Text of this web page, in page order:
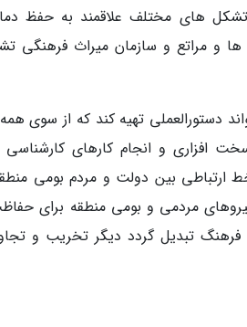
تشکل های مختلف علاقمند به حفظ
و مراتع و سازمان میراث فرهنگی
دستورالعملی تهیه کند که از سوی همه
سخت افزاری و انجام کارهای کارشناسی
ارتباطی بین دولت و مردم بومی
مردمی و بومی منطقه برای
تبدیل گردد دیگر تخریب و